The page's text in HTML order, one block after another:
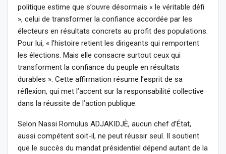
politique estime que s’ouvre désormais « le véritable défi
», celui de transformer la confiance accordée par les
électeurs en résultats concrets au profit des populations.
Pour lui, « l’histoire retient les dirigeants qui remportent
les élections. Mais elle consacre surtout ceux qui
transforment la confiance du peuple en résultats
durables ». Cette affirmation résume l’esprit de sa
réflexion, qui met l’accent sur la responsabilité collective
dans la réussite de l’action publique.
Selon Nassi Romulus ADJAKIDJÈ, aucun chef d’État,
aussi compétent soit-il, ne peut réussir seul. Il soutient
que le succès du mandat présidentiel dépend autant de la